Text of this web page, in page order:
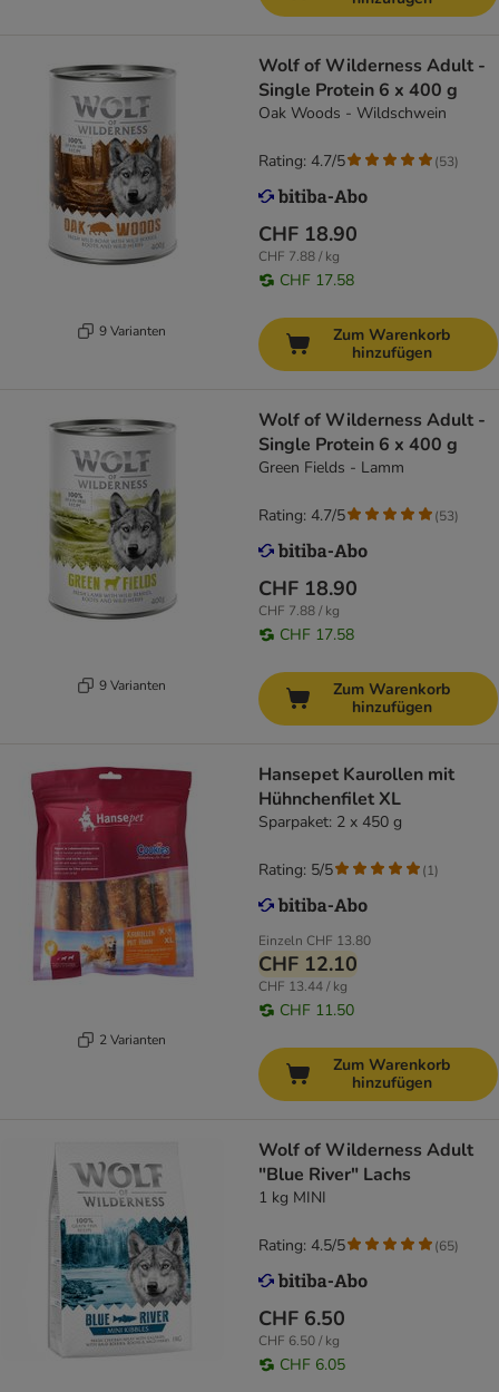
9 Varianten
Wolf of Wilderness Adult -
Single Protein 6 x 400 g
Oak Woods - Wildschwein
CHF 18.90
CHF 7.88 / kg
CHF 17.58
Rating: 4.7/5 (53)
Zum Warenkorb
hinzufügen
9 Varianten
Wolf of Wilderness Adult -
Single Protein 6 x 400 g
Green Fields - Lamm
CHF 18.90
CHF 7.88 / kg
CHF 17.58
Rating: 4.7/5 (53)
Zum Warenkorb
hinzufügen
2 Varianten
Hansepet Kaurollen mit
Hühnchenfilet XL
Sparpaket: 2 x 450 g
Einzeln CHF 13.80
CHF 12.10
CHF 13.44 / kg
CHF 11.50
Rating: 5/5 (1)
Zum Warenkorb
hinzufügen
Wolf of Wilderness Adult
"Blue River" Lachs
1 kg MINI
CHF 6.50
CHF 6.50 / kg
CHF 6.05
Rating: 4.5/5 (65)